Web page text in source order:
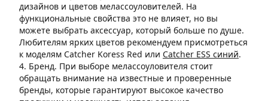
дизайнов и цветов мелассоуловителей. На
функциональные свойства это не влияет, но вы
можете выбрать аксессуар, который больше по душе.
Любителям ярких цветов рекомендуем присмотреться
к моделям Catcher Koress Red или Catcher ESS синий.
4. Бренд. При выборе мелассоуловителя стоит
обращать внимание на известные и проверенные
бренды, которые гарантируют высокое качество